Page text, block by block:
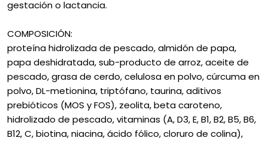
gestación o lactancia.
COMPOSICIÓN:
proteína hidrolizada de pescado, almidón de papa,
papa deshidratada, sub-producto de arroz, aceite de
pescado, grasa de cerdo, celulosa en polvo, cúrcuma en
polvo, DL-metionina, triptófano, taurina, aditivos
prebióticos (MOS y FOS), zeolita, beta caroteno,
hidrolizado de pescado, vitaminas (A, D3, E, B1, B2, B5, B6,
B12, C, biotina, niacina, ácido fólico, cloruro de colina),